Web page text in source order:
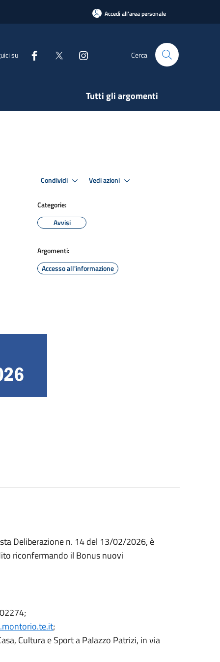
Accedi all'area personale
su Cerca
Tutti gli argomenti
Condividi Vedi azioni
Categorie:
Avvisi
Argomenti:
Accesso all'informazione
Deliberazione n. 14 del 13/02/2026, è
riconfermando il Bonus nuovi
;
Cultura e Sport a Palazzo Patrizi, in via